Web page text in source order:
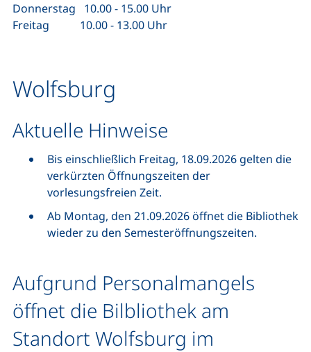
Donnerstag 10.00 - 15.00 Uhr
Freitag 10.00 - 13.00 Uhr
Wolfsburg
Aktuelle Hinweise
Bis einschließlich Freitag, 18.09.2026 gelten die
verkürzten Öffnungszeiten der
vorlesungsfreien Zeit.
Ab Montag, den 21.09.2026 öffnet die Bibliothek
wieder zu den Semesteröffnungszeiten.
Aufgrund Personalmangels
öffnet die Bilbliothek am
Standort Wolfsburg im